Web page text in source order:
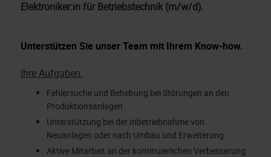
Elektroniker:in für Betriebstechnik (m/w/d).
Unterstützen Sie unser Team mit Ihrem Know-how.
Ihre Aufgaben:
Fehlersuche und Behebung bei Störungen an den
Produktionsanlagen
Unterstützung bei der Inbetriebnahme von
Neuanlagen oder nach Umbau und Erweiterung
Aktive Mitarbeit an der kontinuierlichen Verbesserung